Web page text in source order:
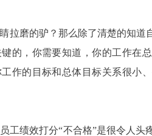
磨的驴？那么除了清楚的知道
的，你需要知道，你的工作在
作的目标和总体目标关系很小
绩效打分“不合格”是很令人头